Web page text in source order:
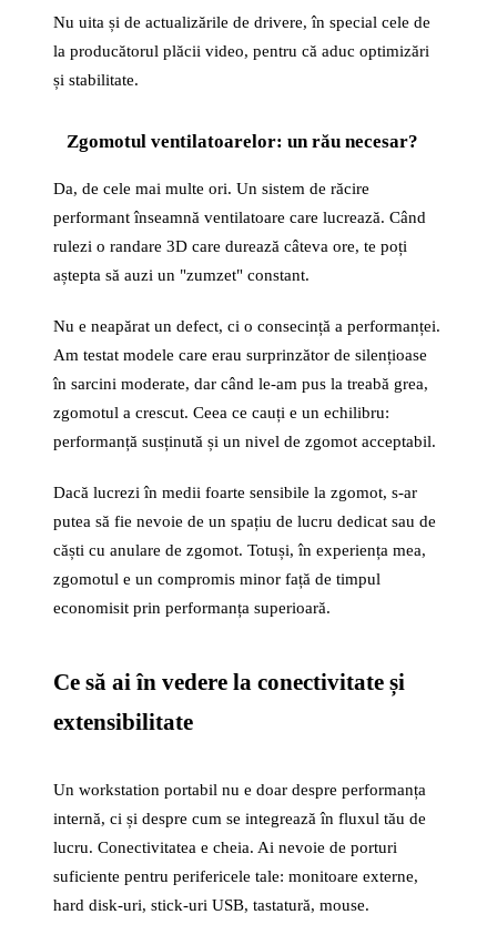
Nu uita și de actualizările de drivere, în special cele de
la producătorul plăcii video, pentru că aduc optimizări
și stabilitate.
Zgomotul ventilatoarelor: un rău necesar?
Da, de cele mai multe ori. Un sistem de răcire
performant înseamnă ventilatoare care lucrează. Când
rulezi o randare 3D care durează câteva ore, te poți
aștepta să auzi un "zumzet" constant.
Nu e neapărat un defect, ci o consecință a performanței.
Am testat modele care erau surprinzător de silențioase
în sarcini moderate, dar când le-am pus la treabă grea,
zgomotul a crescut. Ceea ce cauți e un echilibru:
performanță susținută și un nivel de zgomot acceptabil.
Dacă lucrezi în medii foarte sensibile la zgomot, s-ar
putea să fie nevoie de un spațiu de lucru dedicat sau de
căști cu anulare de zgomot. Totuși, în experiența mea,
zgomotul e un compromis minor față de timpul
economisit prin performanța superioară.
Ce să ai în vedere la conectivitate și
extensibilitate
Un workstation portabil nu e doar despre performanța
internă, ci și despre cum se integrează în fluxul tău de
lucru. Conectivitatea e cheia. Ai nevoie de porturi
suficiente pentru perifericele tale: monitoare externe,
hard disk-uri, stick-uri USB, tastatură, mouse.